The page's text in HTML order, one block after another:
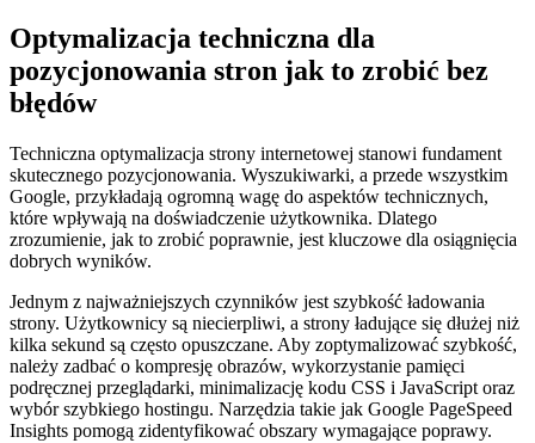
Optymalizacja techniczna dla
pozycjonowania stron jak to zrobić bez
błędów
Techniczna optymalizacja strony internetowej stanowi fundament
skutecznego pozycjonowania. Wyszukiwarki, a przede wszystkim
Google, przykładają ogromną wagę do aspektów technicznych,
które wpływają na doświadczenie użytkownika. Dlatego
zrozumienie, jak to zrobić poprawnie, jest kluczowe dla osiągnięcia
dobrych wyników.
Jednym z najważniejszych czynników jest szybkość ładowania
strony. Użytkownicy są niecierpliwi, a strony ładujące się dłużej niż
kilka sekund są często opuszczane. Aby zoptymalizować szybkość,
należy zadbać o kompresję obrazów, wykorzystanie pamięci
podręcznej przeglądarki, minimalizację kodu CSS i JavaScript oraz
wybór szybkiego hostingu. Narzędzia takie jak Google PageSpeed
Insights pomogą zidentyfikować obszary wymagające poprawy.